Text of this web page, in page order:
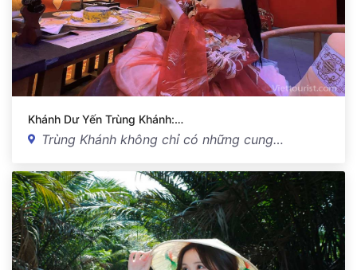
Khánh Dư Yến Trùng Khánh:…
Trùng Khánh không chỉ có những cung…